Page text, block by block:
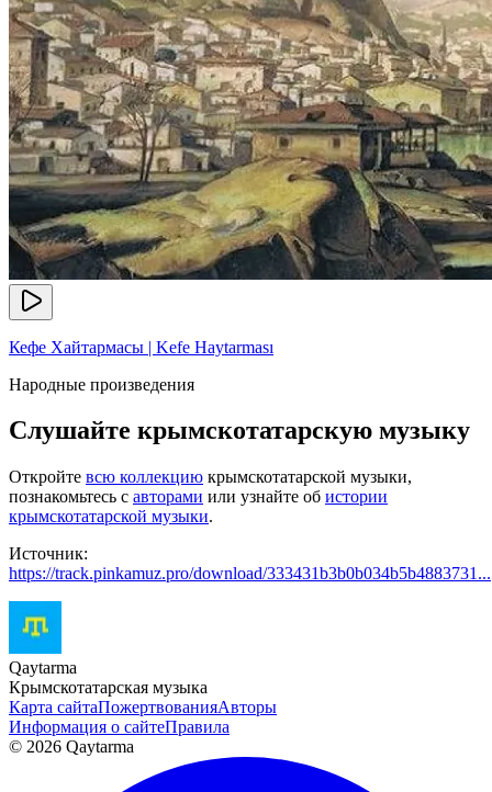
Кефе Хайтармасы | Kefe Haytarması
Народные произведения
Слушайте крымскотатарскую музыку
Откройте всю коллекцию крымскотатарской музыки,
познакомьтесь с авторами или узнайте об истории
крымскотатарской музыки.
Источник:
https://track.pinkamuz.pro/download/333431b3b0b034b5b4883731...
Qaytarma
Крымскотатарская музыка
Карта сайтаПожертвованияАвторы
Информация о сайтеПравила
© 2026 Qaytarma